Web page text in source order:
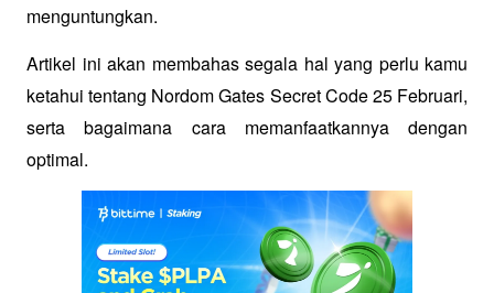
menguntungkan.
Artikel ini akan membahas segala hal yang perlu kamu
ketahui tentang Nordom Gates Secret Code 25 Februari,
serta bagaimana cara memanfaatkannya dengan
optimal.